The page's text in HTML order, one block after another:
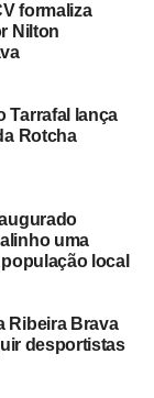
em
da
submetida à
foi aceite por
já foi
da
promover,
formaliza
Nilton
Tarrafal lança
Rotcha
uma
local
Ribeira Brava
desportistas